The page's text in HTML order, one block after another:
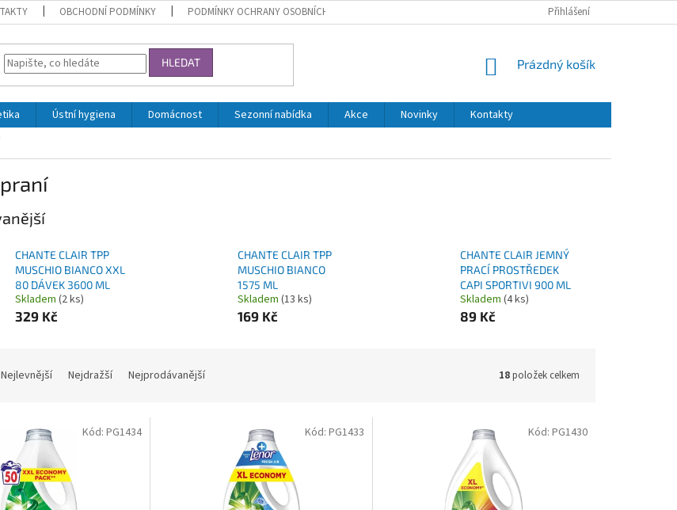
OBCHODNÍ PODMÍNKY PODMÍNKY OCHRANY OSOBNÍCH ÚDAJŮ Přihlášení
HLEDAT
NÁKUPNÍ
Prázdný košík
Ústní hygiena Domácnost Sezonní nabídka Akce Novinky
Kontakty
CHANTE CLAIR TPP
MUSCHIO BIANCO XXL
80 DÁVEK 3600 ML
Skladem (2 ks)
329 Kč
CHANTE CLAIR TPP
MUSCHIO BIANCO
1575 ML
Skladem (13 ks)
169 Kč
CHANTE CLAIR JEMNÝ
PRACÍ PROSTŘEDEK
CAPI SPORTIVI 900 ML
Skladem (4 ks)
89 Kč
Nejlevnější Nejdražší Nejprodávanější 18položek celkem
Kód: PG1434 Kód: PG1433 Kód: PG1430